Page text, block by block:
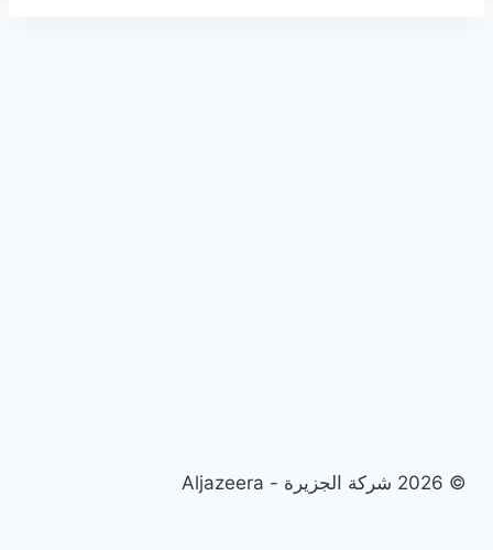
© 2026 شركة الجزيرة - Aljazeera